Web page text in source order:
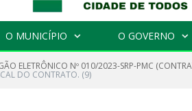
O MUNICÍPIO O GOVERNO
ELETRÔNICO Nº 010/2023-SRP-PMC
DO CONTRATO. (9)